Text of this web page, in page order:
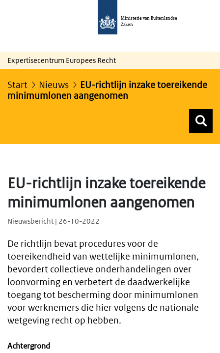
Ministerie van Buitenlandse
Zaken
Expertisecentrum Europees Recht
Start Nieuws
EU-richtlijn inzake toereikende
minimumlonen aangenomen
EU-richtlijn inzake toereikende
minimumlonen aangenomen
Nieuwsbericht | 26-10-2022
De richtlijn bevat procedures voor de
toereikendheid van wettelijke minimumlonen,
bevordert collectieve onderhandelingen over
loonvorming en verbetert de daadwerkelijke
toegang tot bescherming door minimumlonen
voor werknemers die hier volgens de nationale
wetgeving recht op hebben.
Achtergrond